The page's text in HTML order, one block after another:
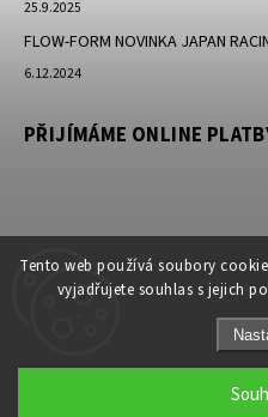
Tento web používá soubory
vyjadřujete souhlas s jejich
25.9.2025
FLOW-FORM NOVINKA JAPAN
6.12.2024
PŘIJÍMÁME ONLINE